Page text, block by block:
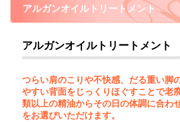
アルガンオイルトリートメント
アルガンオイルトリートメント
つらい肩のこりや不快感、だる重い脚
やすい背面をじっくりほぐすことで老
類以上の精油からその日の体調に合わ
をお選びいただけます。